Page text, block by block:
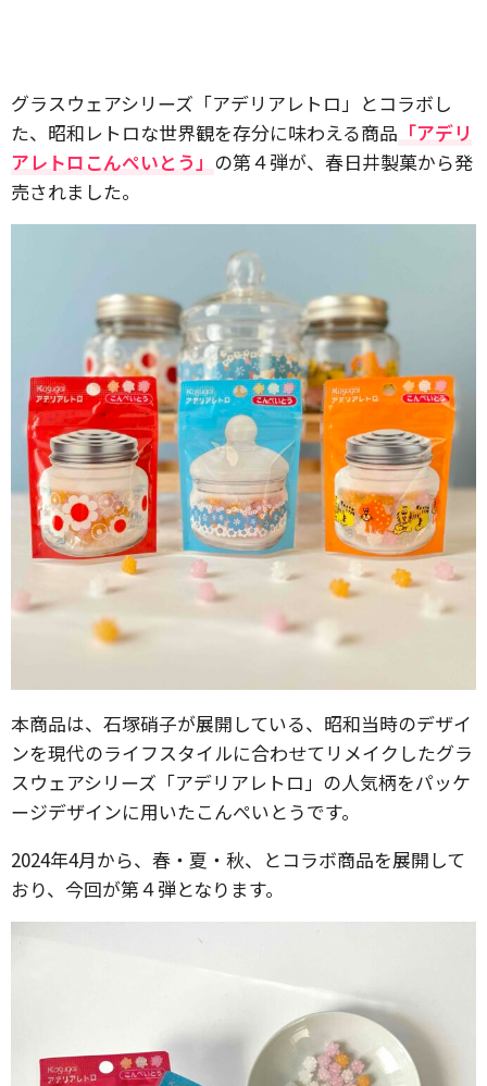
グラスウェアシリーズ「アデリアレトロ」とコラボし
た、昭和レトロな世界観を存分に味わえる商品 「アデリ
アレトロこんぺいとう」 の第４弾が、春日井製菓から発
売されました。
本商品は、石塚硝子が展開している、昭和当時のデザイ
ンを現代のライフスタイルに合わせてリメイクしたグラ
スウェアシリーズ「アデリアレトロ」の人気柄をパッケ
ージデザインに用いたこんぺいとうです。
2024年4月から、春・夏・秋、とコラボ商品を展開して
おり、今回が第４弾となります。